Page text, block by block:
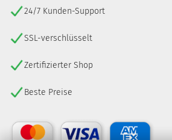
24/7 Kunden-Support
SSL-verschlüsselt
Zertifizierter Shop
Beste Preise